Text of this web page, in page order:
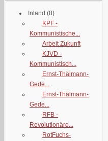
Inland (8)
KPF -
Kommunistische...
Arbeit Zukunft
KJVD -
Kommunistisch...
Ernst-Thälmann-
Gede...
Ernst-Thälmann-
Gede...
RFB -
Revolutionäre...
RotFuchs-